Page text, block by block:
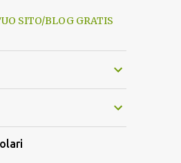
SITO/BLOG GRATIS